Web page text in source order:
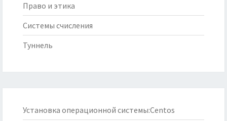
Право и этика
Системы счисления
Туннель
Установка операционной системы:Centos